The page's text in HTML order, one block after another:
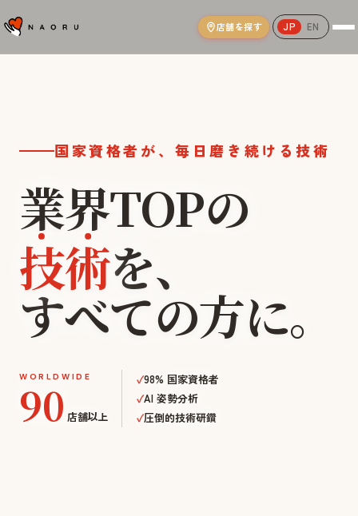
店舗を探す JP EN
本気
国家資格者が、毎日磨き続ける技術
業界TOPの
技術を、
すべての方に。
世界
WORLDWIDE
90 店舗以上
✓98% 国家資格者
✓AI 姿勢分析
✓圧倒的技術研鑽